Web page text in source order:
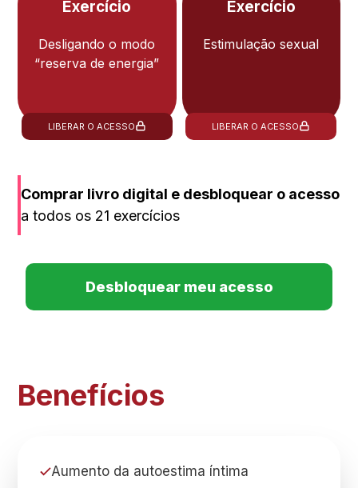
Exercício
Desligando o modo
“reserva de energia”
LIBERAR O ACESSO
Exercício
Estimulação sexual
LIBERAR O ACESSO
Comprar livro digital e desbloquear o acesso
a todos os 21 exercícios
Desbloquear meu acesso
Benefícios
Aumento da autoestima íntima